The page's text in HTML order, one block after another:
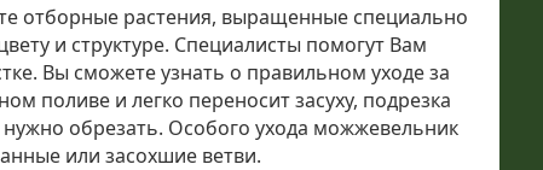
отборные растения, выращенные специально
и структуре. Специалисты помогут Вам
Вы сможете узнать о правильном уходе за
поливе и легко переносит засуху, подрезка
обрезать. Особого ухода можжевельник
или засохшие ветви.